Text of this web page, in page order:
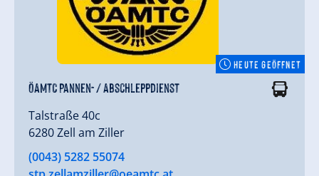
HEUTE GEÖFFNET
ÖAMTC Pannen- / Abschleppdienst
Talstraße 40c
6280 Zell am Ziller
(0043) 5282 55074